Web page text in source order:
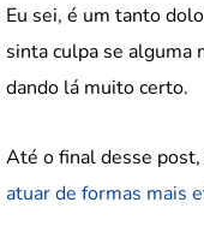
Eu sei, é um tanto
sinta culpa se alguma
dando lá muito certo.
Até o final desse
atuar de formas mais